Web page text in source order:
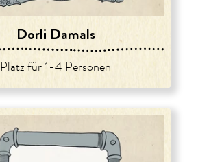
Dorli Damals
Platz für 1-4 Personen